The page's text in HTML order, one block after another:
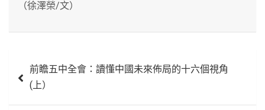
（徐澤榮/文）
章 前瞻五中全會：讀懂中國未來佈局的十六個視角
(上）